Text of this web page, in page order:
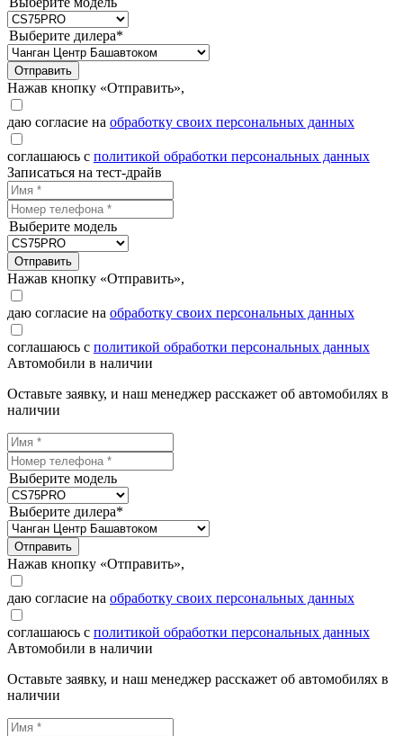
Выберите дилера*
Отправить
Нажав кнопку «Отправить»,
даю согласие на обработку своих персональных данных
соглашаюсь с политикой обработки персональных данных
Записаться на тест-драйв
Выберите модель
Отправить
Нажав кнопку «Отправить»,
даю согласие на обработку своих персональных данных
соглашаюсь с политикой обработки персональных данных
Автомобили в наличии
Оставьте заявку, и наш менеджер расскажет об автомобилях в
наличии
Выберите модель
Выберите дилера*
Отправить
Нажав кнопку «Отправить»,
даю согласие на обработку своих персональных данных
соглашаюсь с политикой обработки персональных данных
Автомобили в наличии
Оставьте заявку, и наш менеджер расскажет об автомобилях в
наличии